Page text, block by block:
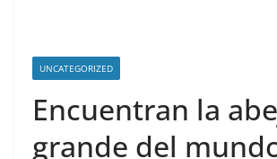
UNCATEGORIZED
Encuentran la
grande del